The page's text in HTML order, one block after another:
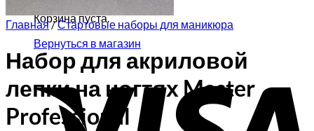
Корзина пуста.
Вернуться в магазин
Главная/Стартовые наборы для маникюра
Набор для акриловой
лепки на ногтях Master
Professional